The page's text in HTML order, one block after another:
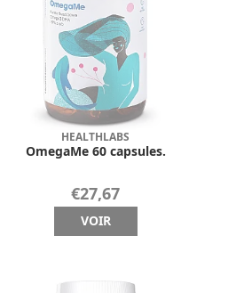
HEALTHLABS
OmegaMe 60 capsules.
€27,67
VOIR